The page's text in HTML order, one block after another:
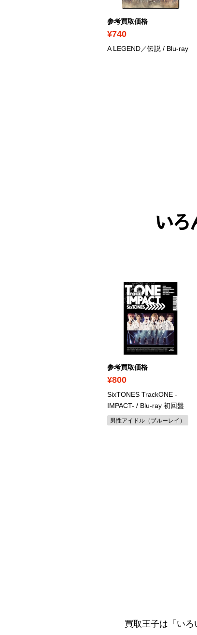
参考買取価格
¥740
A LEGEND／伝説 / Blu-ray
いろ
参考買取価格
¥800
SixTONES TrackONE -
IMPACT- / Blu-ray 初回盤
男性アイドル（ブルーレイ）
買取王子は「い